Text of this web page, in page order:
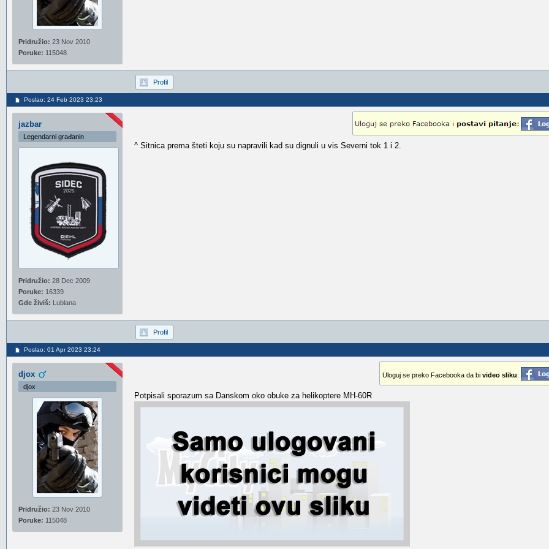
Pridružio: 23 Nov 2010
Poruke: 115048
Profil
Poslao: 24 Feb 2023 23:23
jazbar
Legendarni građanin
Pridružio: 28 Dec 2009
Poruke: 16339
Gde živiš: Lublana
^ Sitnica prema šteti koju su napravili kad su dignuli u vis Severni tok 1 i 2.
Profil
Poslao: 01 Apr 2023 23:24
djox
djox
Pridružio: 23 Nov 2010
Poruke: 115048
Uloguj se preko Facebooka da bi video sliku:
Potpisali sporazum sa Danskom oko obuke za helikoptere MH-60R